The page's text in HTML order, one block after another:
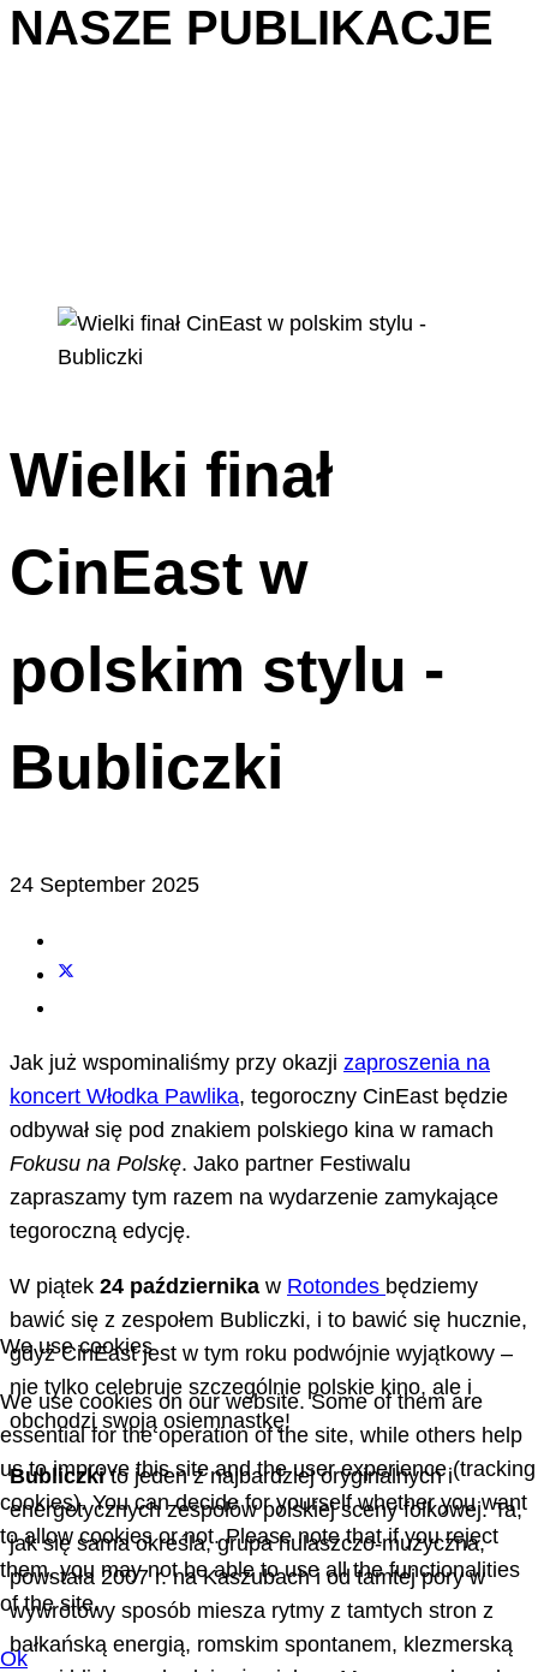
NASZE PUBLIKACJE
Wielki finał
CinEast w
polskim stylu -
Bubliczki
24 September 2025
Jak już wspominaliśmy przy okazji zaproszenia na
koncert Włodka Pawlika, tegoroczny CinEast będzie
odbywał się pod znakiem polskiego kina w ramach
Fokusu na Polskę. Jako partner Festiwalu
zapraszamy tym razem na wydarzenie zamykające
tegoroczną edycję.
W piątek 24 października w Rotondes będziemy
bawić się z zespołem Bubliczki, i to bawić się hucznie,
gdyż CinEast jest w tym roku podwójnie wyjątkowy –
nie tylko celebruje szczególnie polskie kino, ale i
obchodzi swoją osiemnastkę!
Bubliczkito jeden z najbardziej oryginalnych i
energetycznych zespołów polskiej sceny folkowej. Ta,
jak się sama określa, grupa hulaszczo-muzyczna,
powstała 2007 r. na Kaszubach i od tamtej pory w
wywrotowy sposób miesza rytmy z tamtych stron z
bałkańską energią, romskim spontanem, klezmerską
We use cookies
We use cookies on our website. Some of them are
essential for the operation of the site, while others help
us to improve this site and the user experience (tracking
cookies). You can decide for yourself whether you want
to allow cookies or not. Please note that if you reject
them, you may not be able to use all the functionalities
of the site.
Ok